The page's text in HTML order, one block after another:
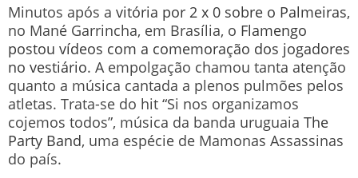
Minutos após a vitória por 2 x 0 sobre o Palmeiras,
no Mané Garrincha, em Brasília, o Flamengo
postou vídeos com a comemoração dos jogadores
no vestiário. A empolgação chamou tanta atenção
quanto a música cantada a plenos pulmões pelos
atletas. Trata-se do hit “Si nos organizamos
cojemos todos”, música da banda uruguaia The
Party Band, uma espécie de Mamonas Assassinas
do país.